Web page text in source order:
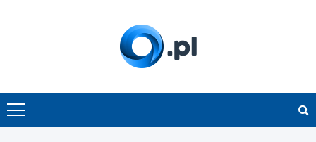
O.pl